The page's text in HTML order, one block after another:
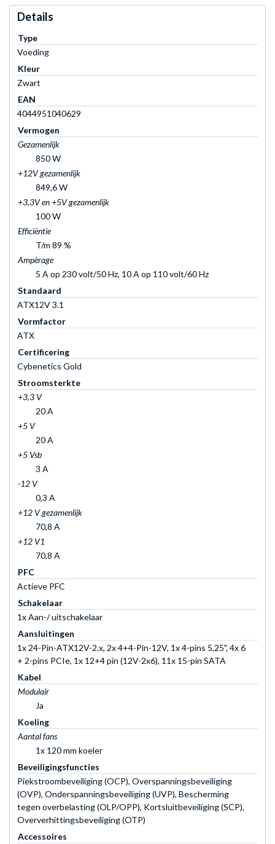
Details
Type
Voeding
Kleur
Zwart
EAN
4044951040629
Vermogen
Gezamenlijk
850 W
+12V gezamenlijk
849,6 W
+3,3V en +5V gezamenlijk
100 W
Efficiëntie
T/m 89 %
Ampèrage
5 A op 230 volt/50 Hz, 10 A op 110 volt/60 Hz
Standaard
ATX12V 3.1
Vormfactor
ATX
Certificering
Cybenetics Gold
Stroomsterkte
+3,3 V
20 A
+5 V
20 A
+5 Vsb
3 A
-12 V
0,3 A
+12 V gezamenlijk
70,8 A
+12 V1
70,8 A
PFC
Actieve PFC
Schakelaar
1x Aan-/ uitschakelaar
Aansluitingen
1x 24-Pin-ATX12V-2.x, 2x 4+4-Pin-12V, 1x 4-pins 5,25", 4x 6
+ 2-pins PCIe, 1x 12+4 pin (12V-2x6), 11x 15-pin SATA
Kabel
Modulair
Ja
Koeling
Aantal fans
1x 120 mm koeler
Beveiligingsfuncties
Piekstroombeveiliging (OCP), Overspanningsbeveiliging
(OVP), Onderspanningsbeveiliging (UVP), Bescherming
tegen overbelasting (OLP/OPP), Kortsluitbeveiliging (SCP),
Oververhittingsbeveiliging (OTP)
Accessoires